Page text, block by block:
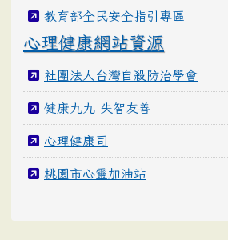
教育部全民安全指引專區
心理健康網站資源
社團法人台灣自殺防治學會
健康九九-失智友善
心理健康司
桃園市心靈加油站